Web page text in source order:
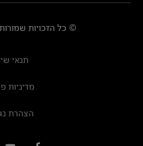
© כל הזכויות
תנאי
מדיניות
הצהרת